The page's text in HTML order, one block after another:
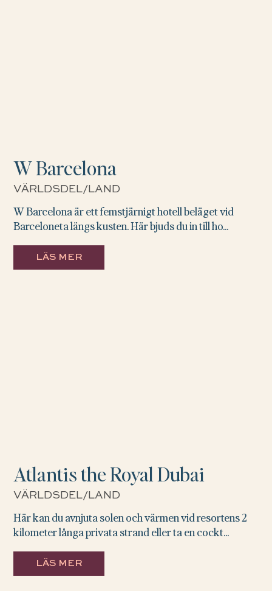
W Barcelona
VÄRLDSDEL/LAND
W Barcelona är ett femstjärnigt hotell beläget vid
Barceloneta längs kusten. Här bjuds du in till ho...
LÄS MER
Atlantis the Royal Dubai
VÄRLDSDEL/LAND
Här kan du avnjuta solen och värmen vid resortens 2
kilometer långa privata strand eller ta en cockt...
LÄS MER